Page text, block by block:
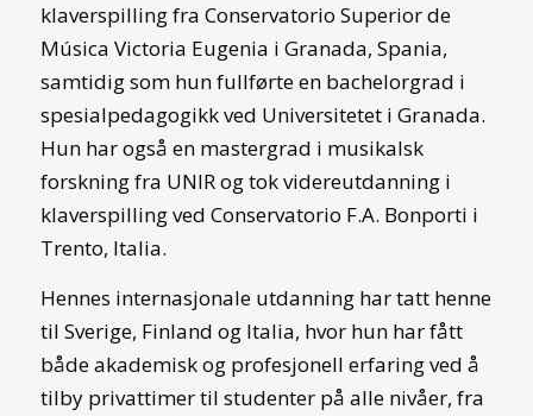
klaverspilling fra Conservatorio Superior de
Música Victoria Eugenia i Granada, Spania,
samtidig som hun fullførte en bachelorgrad i
spesialpedagogikk ved Universitetet i Granada.
Hun har også en mastergrad i musikalsk
forskning fra UNIR og tok videreutdanning i
klaverspilling ved Conservatorio F.A. Bonporti i
Trento, Italia.
Hennes internasjonale utdanning har tatt henne
til Sverige, Finland og Italia, hvor hun har fått
både akademisk og profesjonell erfaring ved å
tilby privattimer til studenter på alle nivåer, fra